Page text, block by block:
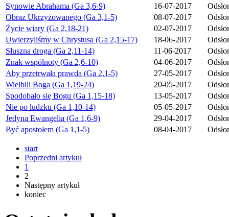
Synowie Abrahama (Ga 3,6-9)
16-07-2017
Obraz Ukrzyżowanego (Ga 3,1-5)
08-07-2017
Życie wiary (Ga 2,18-21)
02-07-2017
Uwierzyliśmy w Chrystusa (Ga 2,15-17)
18-06-2017
Słuszna droga (Ga 2,11-14)
11-06-2017
Znak wspólnoty (Ga 2,6-10)
04-06-2017
Aby przetrwała prawda (Ga 2,1-5)
27-05-2017
Wielbili Boga (Ga 1,19-24)
20-05-2017
Spodobało się Bogu (Ga 1,15-18)
13-05-2017
Nie po ludzku (Ga 1,10-14)
05-05-2017
Jedyna Ewangelia (Ga 1,6-9)
29-04-2017
Być apostołem (Ga 1,1-5)
08-04-2017
start
Poprzedni artykuł
1
2
Następny artykuł
koniec